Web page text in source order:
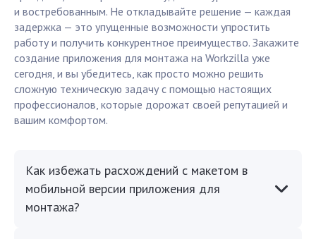
и востребованным. Не откладывайте решение — каждая
задержка — это упущенные возможности упростить
работу и получить конкурентное преимущество. Закажите
создание приложения для монтажа на Workzilla уже
сегодня, и вы убедитесь, как просто можно решить
сложную техническую задачу с помощью настоящих
профессионалов, которые дорожат своей репутацией и
вашим комфортом.
Как избежать расхождений с макетом в
мобильной версии приложения для
монтажа?